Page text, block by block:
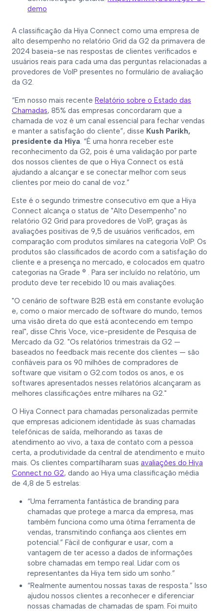
demo
A classificação da Hiya Connect como uma empresa de
alto desempenho no relatório Grid da G2 da primavera de
2024 baseia-se nas respostas de clientes verificados e
usuários reais para cada uma das perguntas relacionadas a
provedores de VoIP presentes no formulário de avaliação
da G2.
“Em nosso mais recente Relatório sobre o Estado das
Chamadas, 85% das empresas concordaram que a
chamada de voz é um canal essencial para fechar vendas
e manter a satisfação do cliente”, disse Kush Parikh,
presidente da Hiya. “É uma honra receber este
reconhecimento da G2, pois é uma validação por parte
dos nossos clientes de que o Hiya Connect os está
ajudando a alcançar e se conectar melhor com seus
clientes por meio do canal de voz.”
Este é o segundo trimestre consecutivo em que a Hiya
Connect alcança o status de "Alto Desempenho" no
relatório G2 Grid para provedores de VoIP, graças às
avaliações positivas de 9,5 de usuários verificados, em
comparação com produtos similares na categoria VoIP. Os
produtos são classificados de acordo com a satisfação do
cliente e a presença no mercado, e colocados em quatro
categorias na Grade ® . Para ser incluído no relatório, um
produto deve ter recebido 10 ou mais avaliações.
"O cenário de software B2B está em constante evolução
e, como o maior mercado de software do mundo, temos
uma visão direta do que está acontecendo em tempo
real", disse Chris Voce, vice-presidente de Pesquisa de
Mercado da G2. "Os relatórios trimestrais da G2 —
baseados no feedback mais recente dos clientes — são
confiáveis para os 90 milhões de compradores de
software que visitam o G2.com todos os anos, e os
softwares apresentados nesses relatórios alcançaram as
melhores classificações entre milhares na G2."
O Hiya Connect para chamadas personalizadas permite
que empresas adicionem identidade às suas chamadas
telefônicas de saída, melhorando as taxas de
atendimento ao vivo, a taxa de contato com a pessoa
certa, a produtividade da central de atendimento e muito
mais. Os clientes compartilharam suas avaliações do Hiya
Connect no G2, dando ao Hiya uma classificação média
de 4,8 de 5 estrelas:
“Uma ferramenta fantástica de branding para
chamadas que protege a marca da empresa, mas
também funciona como uma ótima ferramenta de
vendas, transmitindo confiança aos clientes em
potencial.” Fácil de configurar e usar, com a
vantagem de ter acesso a dados de informações
sobre chamadas em tempo real. Lidar com os
representantes da Hiya tem sido um sonho.”
“Realmente aumentou nossas taxas de resposta.” Isso
ajudou nossos clientes a reconhecer e diferenciar
nossas chamadas de chamadas de spam. Foi muito